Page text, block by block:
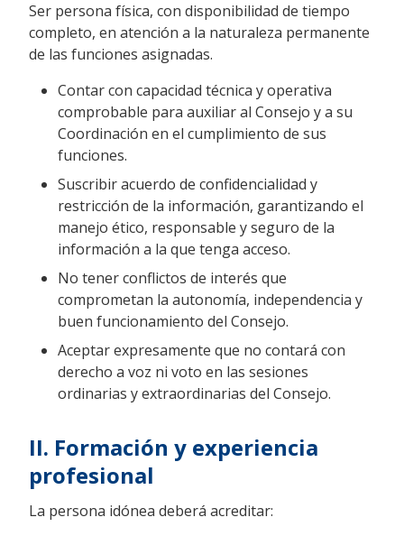
Ser persona física, con disponibilidad de tiempo
completo, en atención a la naturaleza permanente
de las funciones asignadas.
Contar con capacidad técnica y operativa
comprobable para auxiliar al Consejo y a su
Coordinación en el cumplimiento de sus
funciones.
Suscribir acuerdo de confidencialidad y
restricción de la información, garantizando el
manejo ético, responsable y seguro de la
información a la que tenga acceso.
No tener conflictos de interés que
comprometan la autonomía, independencia y
buen funcionamiento del Consejo.
Aceptar expresamente que no contará con
derecho a voz ni voto en las sesiones
ordinarias y extraordinarias del Consejo.
II. Formación y experiencia
profesional
La persona idónea deberá acreditar: